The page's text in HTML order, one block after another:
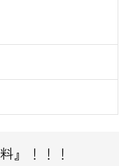
』！！！